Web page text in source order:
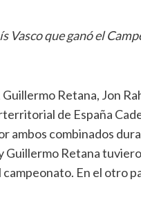
Vasco que ganó el
Retana, Jon
de España
ambos combinados
Retana
En el otro